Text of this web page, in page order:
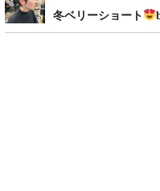
冬ベリーショート